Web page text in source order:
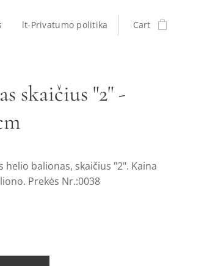
lt-Privatumo politika Cart
skaičius "2" -
helio balionas, skaičius "2". Kaina
Prekės Nr.:0038